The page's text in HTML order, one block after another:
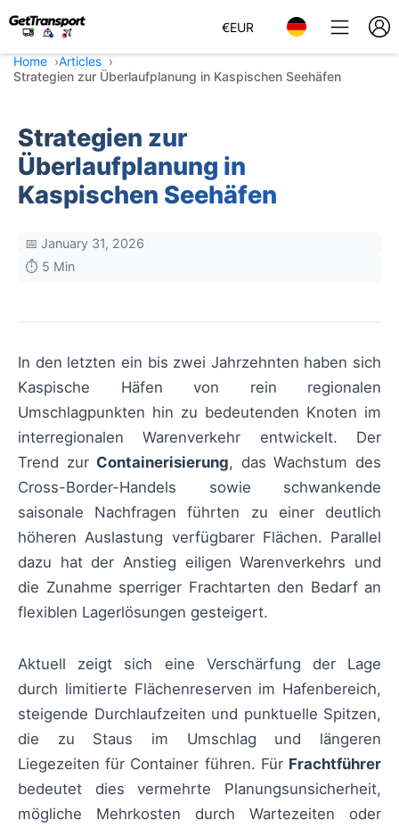
€EUR
Home
Articles
Strategien zur Überlaufplanung in Kaspischen Seehäfen
Strategien zur
Überlaufplanung in
Kaspischen Seehäfen
📅 January 31, 2026
⏱️ 5 Min
In den letzten ein bis zwei Jahrzehnten haben sich
Kaspische Häfen von rein regionalen
Umschlagpunkten hin zu bedeutenden Knoten im
interregionalen Warenverkehr entwickelt. Der
Trend zur Containerisierung, das Wachstum des
Cross-Border-Handels sowie schwankende
saisonale Nachfragen führten zu einer deutlich
höheren Auslastung verfügbarer Flächen. Parallel
dazu hat der Anstieg eiligen Warenverkehrs und
die Zunahme sperriger Frachtarten den Bedarf an
flexiblen Lagerlösungen gesteigert.
Aktuell zeigt sich eine Verschärfung der Lage
durch limitierte Flächenreserven im Hafenbereich,
steigende Durchlaufzeiten und punktuelle Spitzen,
die zu Staus im Umschlag und längeren
Liegezeiten für Container führen. Für Frachtführer
bedeutet dies vermehrte Planungsunsicherheit,
mögliche Mehrkosten durch Wartezeiten oder